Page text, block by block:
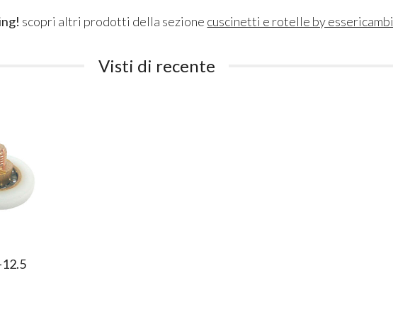
scopri altri prodotti della sezione cuscinetti e rotelle by essericambi
Visti di recente